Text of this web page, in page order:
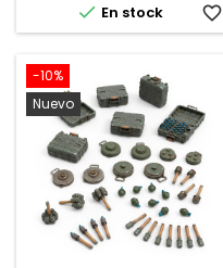
 En stock favorite_border
-10%
Nuevo